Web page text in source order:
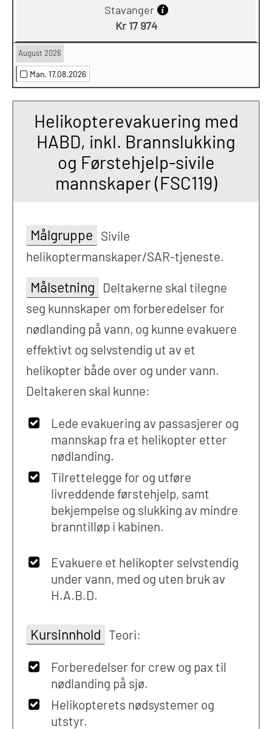
Stavanger
Kr 17 974
August 2026
Man. 17.08.2026
Helikopterevakuering med
HABD, inkl. Brannslukking
og Førstehjelp-sivile
mannskaper (FSC119)
Målgruppe Sivile
helikoptermanskaper/SAR-tjeneste.
Målsetning
Deltakerne skal tilegne
seg kunnskaper om forberedelser for
nødlanding på vann, og kunne evakuere
effektivt og selvstendig ut av et
helikopter både over og under vann.
Deltakeren skal kunne:
Lede evakuering av passasjerer og
mannskap fra et helikopter etter
nødlanding.
Tilrettelegge for og utføre
livreddende førstehjelp, samt
bekjempelse og slukking av mindre
branntilløp i kabinen.
Evakuere et helikopter selvstendig
under vann, med og uten bruk av
H.A.B.D.
Kursinnhold Teori:
Forberedelser for crew og pax til
nødlanding på sjø.
Helikopterets nødsystemer og
utstyr.